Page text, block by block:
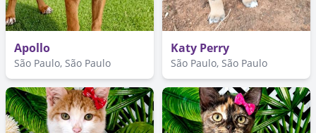
Apollo
São Paulo, São Paulo
Katy Perry
São Paulo, São Paulo